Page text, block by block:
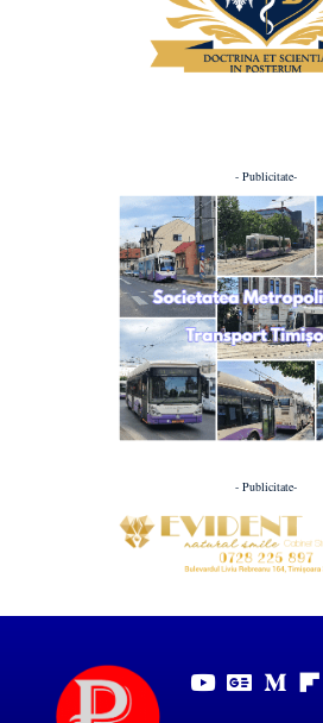
- Publicitate-
- Publicitate-